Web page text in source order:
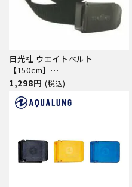
日光社 ウエイトベルト
【150cm】
【バックル別売】
1,298円 (税込)